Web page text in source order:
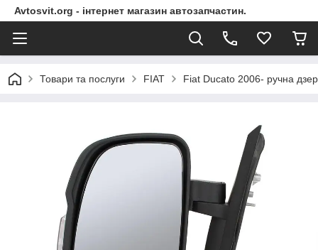
Avtosvit.org - інтернет магазин автозапчастин.
Товари та послуги FIAT Fiat Ducato 2006- ручна